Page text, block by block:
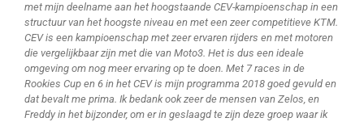
met mijn deelname aan het hoogstaande CEV-kampioenschap in een
structuur van het hoogste niveau en met een zeer competitieve KTM.
CEV is een kampioenschap met zeer ervaren rijders en met motoren
die vergelijkbaar zijn met die van Moto3. Het is dus een ideale
omgeving om nog meer ervaring op te doen. Met 7 races in de
Rookies Cup en 6 in het CEV is mijn programma 2018 goed gevuld en
dat bevalt me prima. Ik bedank ook zeer de mensen van Zelos, en
Freddy in het bijzonder, om er in geslaagd te zijn deze groep waar ik